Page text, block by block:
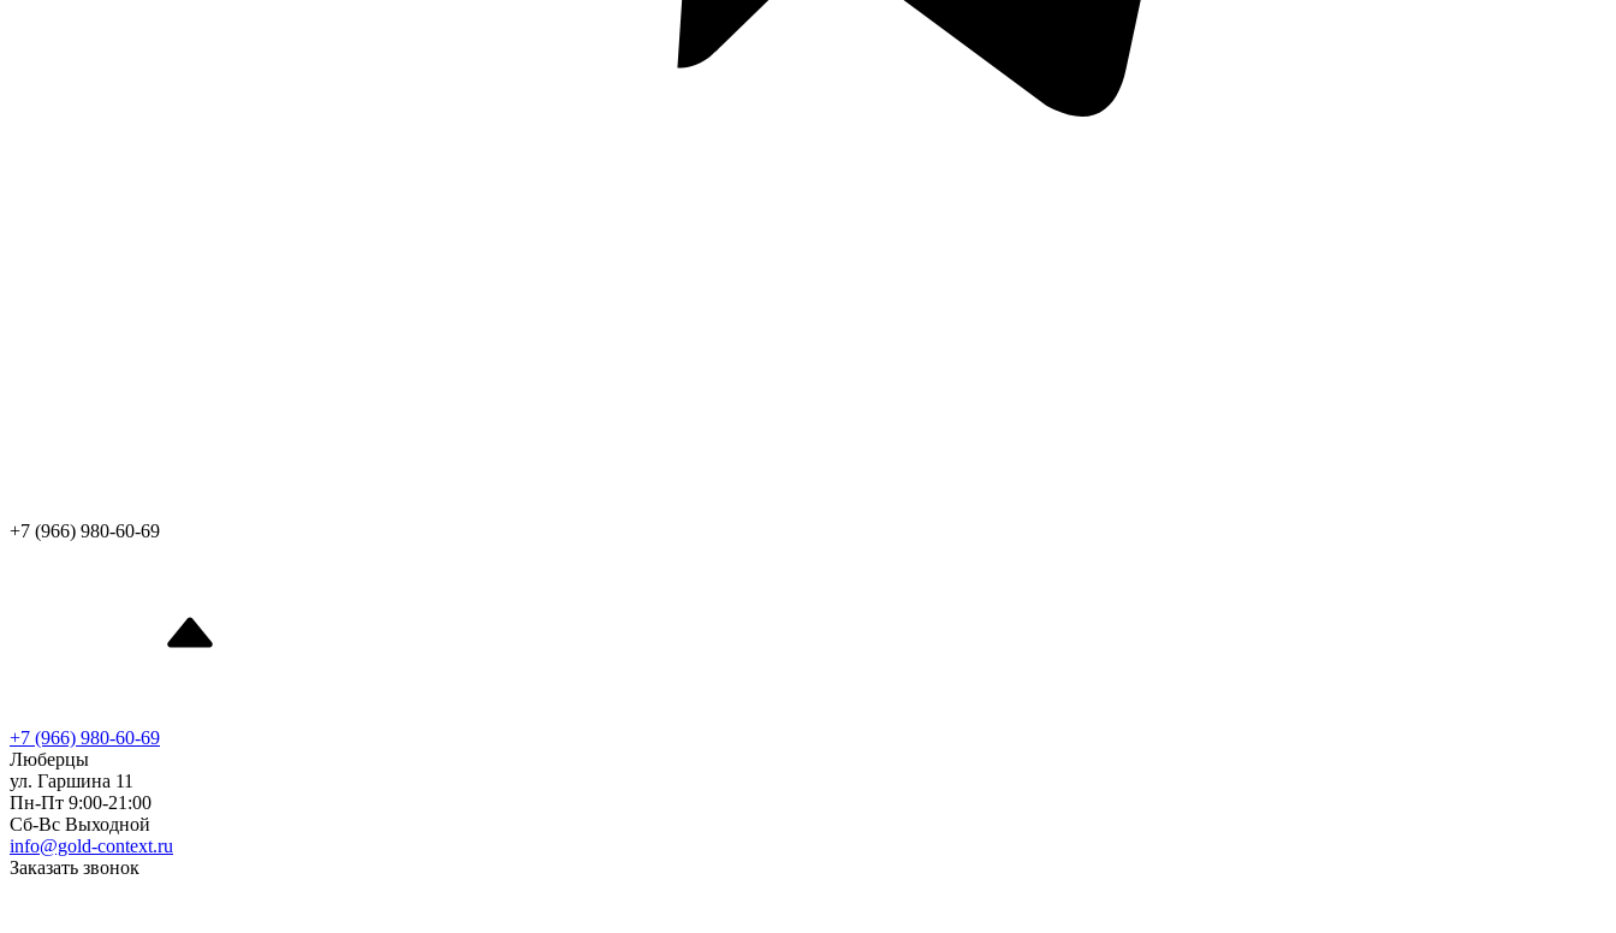
+7 (966) 980-60-69
+7 (966) 980-60-69
Люберцы
ул. Гаршина 11
Пн-Пт 9:00-21:00
Сб-Вс Выходной
info@gold-context.ru
Заказать звонок